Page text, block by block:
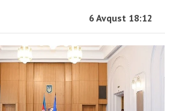
6 Avqust 18:12